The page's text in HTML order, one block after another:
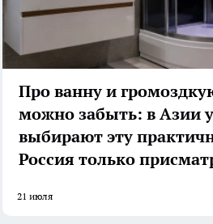
Про ванну и
можно забыть: в Азии
выбирают эту
Россия только
21 июля